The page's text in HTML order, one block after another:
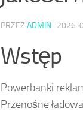
PRZEZ ADMIN · 2026-
Wstęp
Powerbanki
Przenośne